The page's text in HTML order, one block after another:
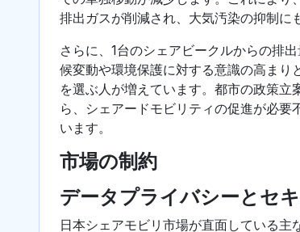
排出ガスが削減され、大気汚染の抑制に
さらに、1台のシェアビークルからの排
候変動や環境保護に対する意識の高ま
を選ぶ人が増えています。都市の政策
ら、シェアードモビリティの促進が必
います。
市場の制約
データプライバシーとセ
日本シェアモビリ市場が直面している